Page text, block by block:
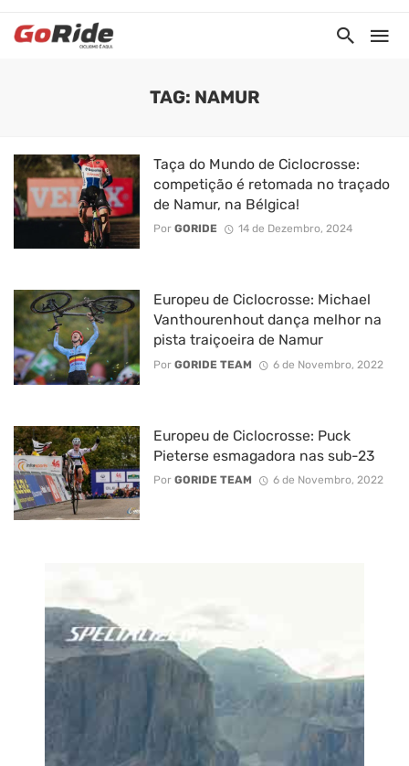
TAG: NAMUR
Taça do Mundo de Ciclocrosse:
competição é retomada no traçado
de Namur, na Bélgica!
Por GORIDE 14 de Dezembro, 2024
Europeu de Ciclocrosse: Michael
Vanthourenhout dança melhor na
pista traiçoeira de Namur
Por GORIDE TEAM 6 de Novembro, 2022
Europeu de Ciclocrosse: Puck
Pieterse esmagadora nas sub-23
Por GORIDE TEAM 6 de Novembro, 2022